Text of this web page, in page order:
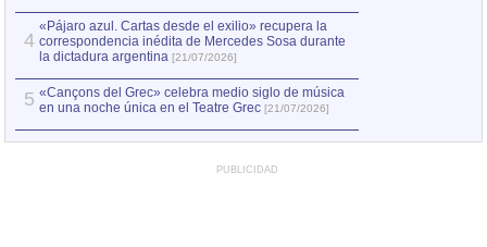
4
«Pájaro azul. Cartas desde el exilio» recupera la
correspondencia inédita de Mercedes Sosa durante
la dictadura argentina [21/07/2026]
5 «Cançons del Grec» celebra medio siglo de música
en una noche única en el Teatre Grec [21/07/2026]
PUBLICIDAD